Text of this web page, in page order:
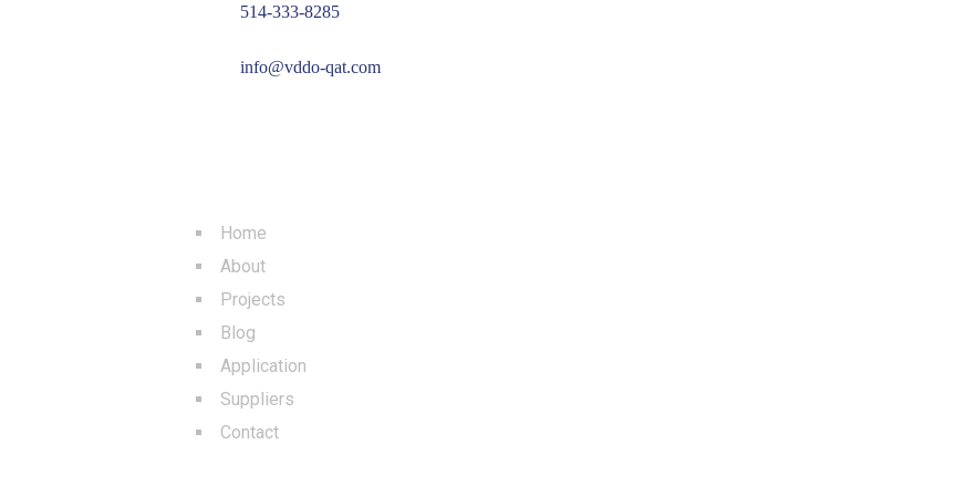
514-333-8285
info@vddo-qat.com
Home
About
Projects
Blog
Application
Suppliers
Contact